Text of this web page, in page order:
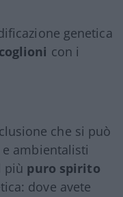
genetica
con i
che si può
ambientalisti
più puro spirito
dove avete